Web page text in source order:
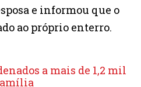
e informou que o
ao próprio enterro.
a mais de 1,2 mil